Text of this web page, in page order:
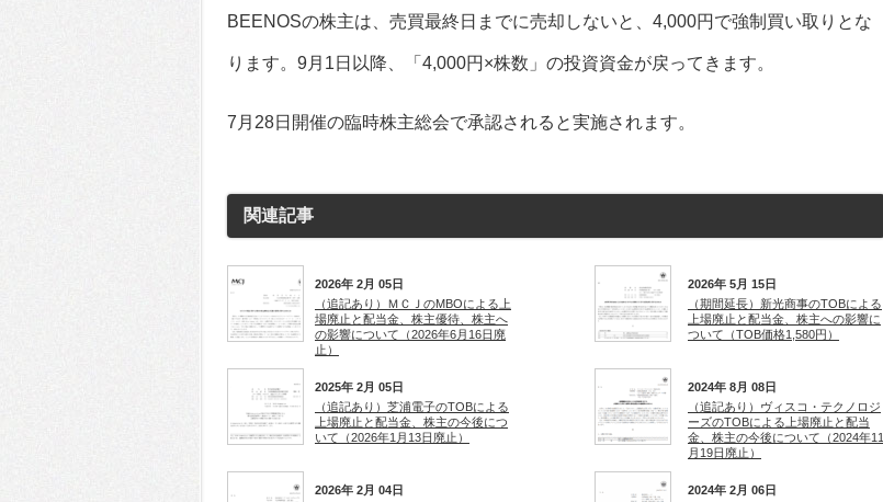
BEENOSの株主は、売買最終日までに売却しないと、4,000円で強制買い取りとな
ります。9月1日以降、「4,000円×株数」の投資資金が戻ってきます。
7月28日開催の臨時株主総会で承認されると実施されます。
関連記事
2026年 2月 05日
（追記あり）ＭＣＪのMBOによる上
場廃止と配当金、株主優待、株主へ
の影響について（2026年6月16日廃
止）
2026年 5月 15日
（期間延長）新光商事のTOBによる
上場廃止と配当金、株主への影響に
ついて（TOB価格1,580円）
2025年 2月 05日
（追記あり）芝浦電子のTOBによる
上場廃止と配当金、株主の今後につ
いて（2026年1月13日廃止）
2024年 8月 08日
（追記あり）ヴィスコ・テクノロジ
ーズのTOBによる上場廃止と配当
金、株主の今後について（2024年11
月19日廃止）
2026年 2月 04日
2024年 2月 06日